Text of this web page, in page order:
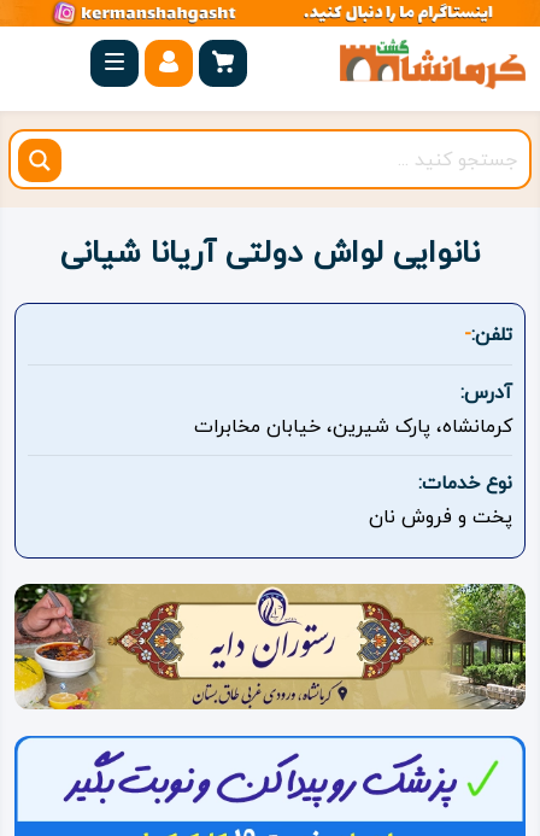
صفحه
اصلی
کرمانشاه
شهرستان
بیستون
روستاهای
هدف
اقامتگاه
ویژه
ویدئو
درباره
ما
نانوایی لواش دولتی آریانا شیانی
تلفن:-
آدرس:
کرمانشاه، پارک شیرین، خیابان مخابرات
نوع خدمات:
پخت و فروش نان